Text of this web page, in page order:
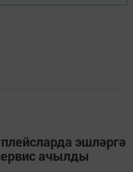
эшләргә
ачылды